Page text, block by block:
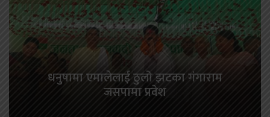
धनुषामा एमालेलाई ठुलो झटका गंगाराम
जसपामा प्रवेश